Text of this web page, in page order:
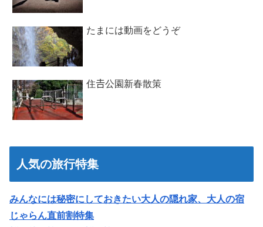
たまには動画をどうぞ
住𠮷公園新春散策
人気の旅行特集
みんなには秘密にしておきたい大人の隠れ家、大人の宿
じゃらん直前割特集